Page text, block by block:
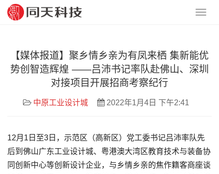
【媒体报道】聚乡情乡亲为有凤来栖 集新能优
势创智造辉煌 ——吕沛书记率队赴佛山、深圳
对接项目开展招商考察纪行
中原工业设计城 2022年1月4日 下午2:41
12月1日至3日，示范区（高新区）党工委书记吕沛率队先
后到佛山广东工业设计城、粤港澳大湾区教育技术与装备协
同创新中心等创新设计企业，与乡情乡亲的焦作籍客商座谈